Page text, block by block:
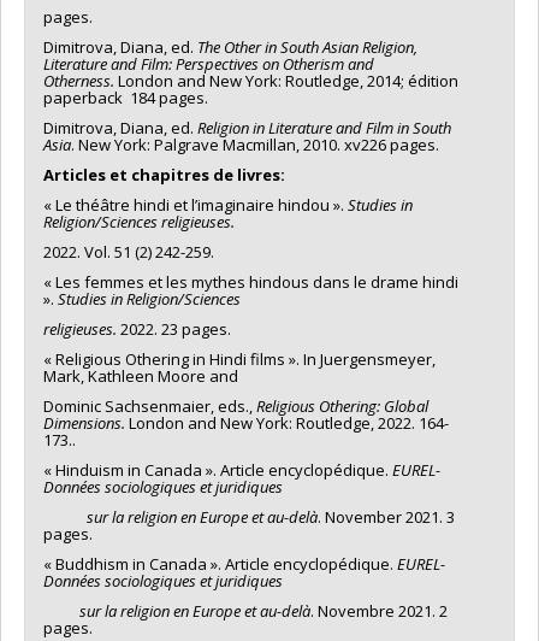
pages.
Dimitrova, Diana, ed. The Other in South Asian Religion,
Literature and Film:Perspectives on Otherism and
Otherness. London and New York: Routledge, 2014; édition
paperback 184 pages.
Dimitrova, Diana, ed. Religion in Literature and Film in South
Asia. New York: Palgrave Macmillan, 2010. xv226 pages.
Articles et chapitres de livres:
« Le théâtre hindi et l’imaginaire hindou ». Studies in
Religion/Sciences religieuses.
2022. Vol. 51 (2) 242-259.
« Les femmes et les mythes hindous dans le drame hindi
». Studies in Religion/Sciences
religieuses. 2022. 23 pages.
« Religious Othering in Hindi films ». In Juergensmeyer,
Mark, Kathleen Moore and
Dominic Sachsenmaier, eds.,Religious Othering: Global
Dimensions. London and New York: Routledge, 2022. 164-
173..
« Hinduism in Canada ». Article encyclopédique. EUREL-
Données sociologiques et juridiques
sur la religion en Europe et au-delà. November 2021. 3
pages.
« Buddhism in Canada ». Article encyclopédique. EUREL-
Données sociologiques et juridiques
sur la religion en Europe et au-delà. Novembre 2021. 2
pages.